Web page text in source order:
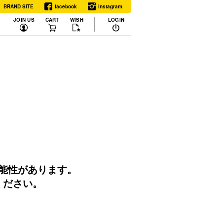
JOIN US CART WISH LOGIN
BRAND SITE facebook instagram
があります。
さい。